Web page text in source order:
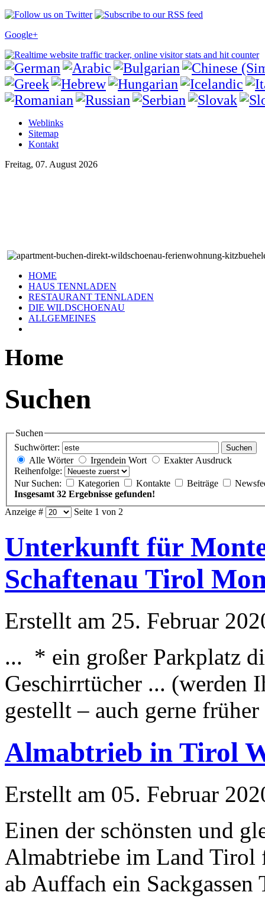
Google+
Weblinks
Sitemap
Kontakt
Freitag, 07. August 2026
HOME
HAUS TENNLADEN
RESTAURANT TENNLADEN
DIE WILDSCHOENAU
ALLGEMEINES
Home
Suchen
Suchen
Suchwörter:
Suchen
Alle Wörter Irgendein Wort
Exakter Ausdruck
Reihenfolge:
Nur Suchen:
Kategorien Kontakte Beiträge
Insgesamt 32 Ergebnisse gefunden!
Anzeige #
Seite 1 von 2
Unterkunft für
Schaftenau Tirol
Erstellt am 25. Februar
... * ein großer Parkplatz
Geschirrtücher ... (werden
gestellt – auch gerne
Almabtrieb in Tirol
Erstellt am 05. Februar
Einen der schönsten und
Almabtriebe im Land Tirol
ab Auffach ein Sackgassen